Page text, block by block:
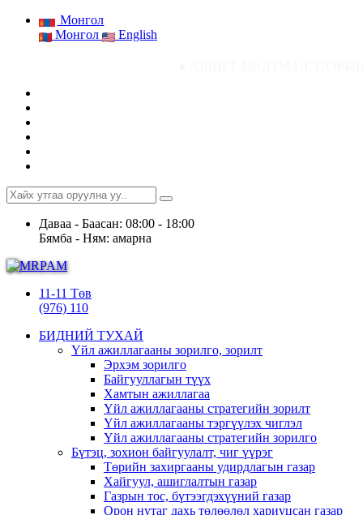
Монгол
Монгол
English
Даваа - Баасан: 08:00 - 18:00
Бямба - Ням: амарна
11-11 Төв
(976) 110
БИДНИЙ ТУХАЙ
Үйл ажиллагааны зорилго, зорилт
Эрхэм зорилго
Байгууллагын түүх
Хамтын ажиллагаа
Үйл ажиллагааны стратегийн зорилт
Үйл ажиллагааны тэргүүлэх чиглэл
Үйл ажиллагааны стратегийн зорилго
Бүтэц, зохион байгуулалт, чиг үүрэг
Төрийн захиргааны удирдлагын газар
Хайгуул, ашиглалтын газар
Газрын тос, бүтээгдэхүүний газар
Орон нутаг дахь төлөөлөл хариуцсан газар